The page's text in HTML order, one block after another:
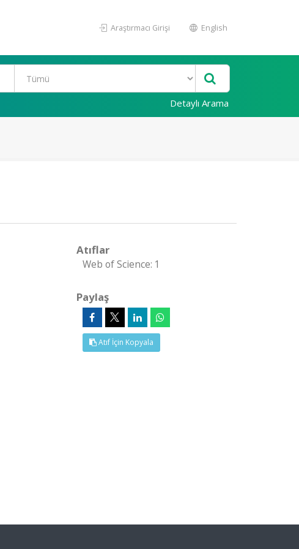
Araştırmacı Girişi English
Detaylı Arama
Atıflar
Web of Science: 1
Paylaş
Atıf İçin Kopyala